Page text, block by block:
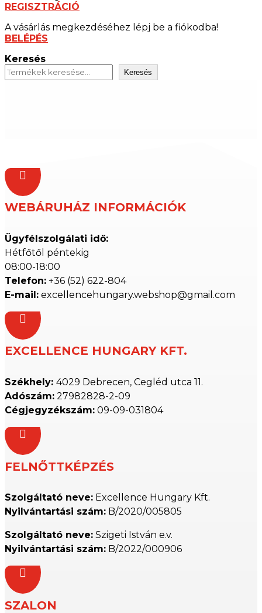
REGISZTRÁCIÓ
A vásárlás megkezdéséhez lépj be a fiókodba!
BELÉPÉS
Keresés
Keresés

WEBÁRUHÁZ INFORMÁCIÓK
Ügyfélszolgálati idő:
Hétfőtől péntekig
08:00-18:00
Telefon: +36 (52) 622-804
E-mail: excellencehungary.webshop@gmail.com

EXCELLENCE HUNGARY KFT.
Székhely: 4029 Debrecen, Cegléd utca 11.
Adószám: 27982828-2-09
Cégjegyzékszám: 09-09-031804

FELNŐTTKÉPZÉS
Szolgáltató neve: Excellence Hungary Kft.
Nyilvántartási szám: B/2020/005805
Szolgáltató neve: Szigeti István e.v.
Nyilvántartási szám: B/2022/000906

SZALON